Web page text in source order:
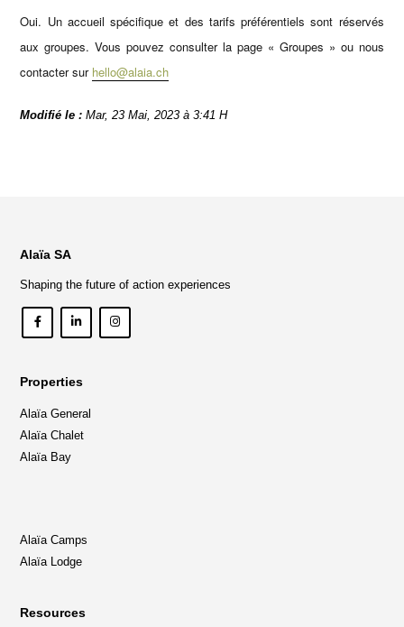
Oui. Un accueil spécifique et des tarifs préférentiels sont réservés
aux groupes. Vous pouvez consulter la page « Groupes » ou nous
contacter sur hello@alaia.ch
Modifié le : Mar, 23 Mai, 2023 à 3:41 H
Alaïa SA
Shaping the future of action experiences
Properties
Alaïa General
Alaïa Chalet
Alaïa Bay
Alaïa Camps
Alaïa Lodge
Resources